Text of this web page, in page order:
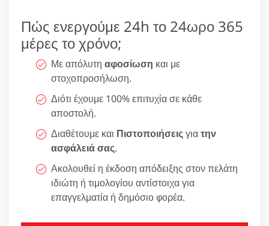
Πώς ενεργούμε 24h το 24ωρο 365
μέρες το χρόνο;
Με απόλυτη αφοσίωση και με
στοχοπροσήλωση.
Διότι έχουμε 100% επιτυχία σε κάθε
αποστολή.
Διαθέτουμε και Πιστοποιήσειςγιατην
ασφάλειά σας.
Ακολουθεί η έκδοση απόδειξης στον πελάτη
ιδιώτη ή τιμολογίου αντίστοιχα για
επαγγελματία ή δημόσιο φορέα.